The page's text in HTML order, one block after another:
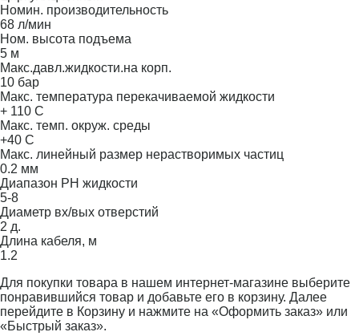
Номин. производительность
68 л/мин
Ном. высота подъема
5 м
Макс.давл.жидкости.на корп.
10 бар
Макс. температура перекачиваемой жидкости
+ 110 С
Макс. темп. окруж. среды
+40 С
Макс. линейный размер нерастворимых частиц
0.2 мм
Диапазон PH жидкости
5-8
Диаметр вх/вых отверстий
2 д.
Длина кабеля, м
1.2
Для покупки товара в нашем интернет-магазине выберите
понравившийся товар и добавьте его в корзину. Далее
перейдите в Корзину и нажмите на «Оформить заказ» или
«Быстрый заказ».